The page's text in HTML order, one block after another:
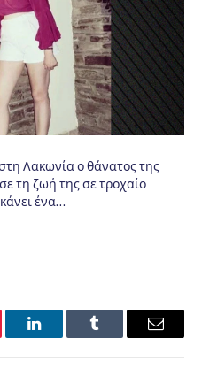
Λακωνία ο θάνατος της
τη ζωή της σε τροχαίο
ένα…
LinkedInTumblr Email